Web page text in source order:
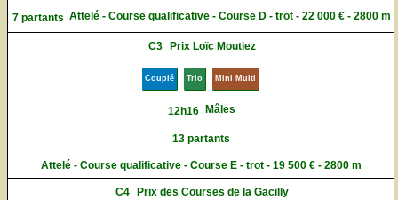
7 partants Attelé - Course qualificative - Course D - trot - 22 000 € - 2800 m
C3 Prix Loïc Moutiez
Couplé Trio Mini Multi
12h16 Mâles
13 partants
Attelé - Course qualificative - Course E - trot - 19 500 € - 2800 m
C4 Prix des Courses de la Gacilly